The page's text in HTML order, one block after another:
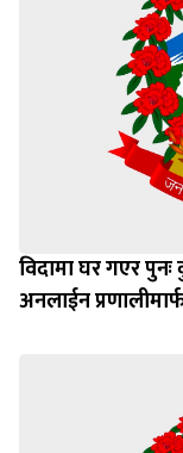
विदामा घर गएर
अनलाईन